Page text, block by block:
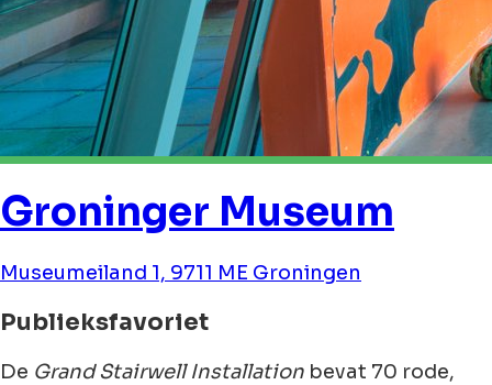
Groninger Museum
Museumeiland 1, 9711 ME Groningen
Publieksfavoriet
De Grand Stairwell Installation bevat 70 rode,